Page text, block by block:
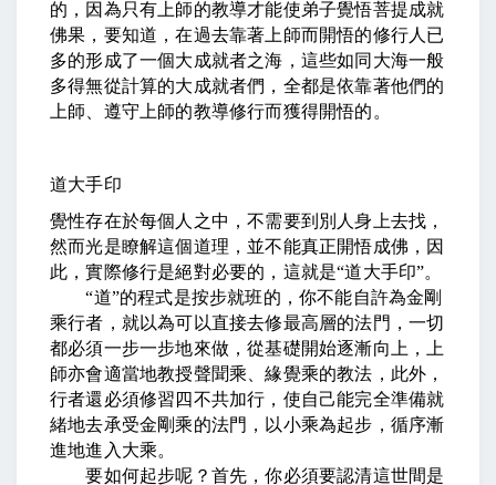
的，因為只有上師的教導才能使弟子覺悟菩提成就
佛果，要知道，在過去靠著上師而開悟的修行人已
多的形成了一個大成就者之海，這些如同大海一般
多得無從計算的大成就者們，全都是依靠著他們的
上師、遵守上師的教導修行而獲得開悟的。
道大手印
覺性存在於每個人之中，不需要到別人身上去找，
然而光是瞭解這個道理，並不能真正開悟成佛，因
此，實際修行是絕對必要的，這就是“道大手印”。
“道”的程式是按步就班的，你不能自許為金剛
乘行者，就以為可以直接去修最高層的法門，一切
都必須一步一步地來做，從基礎開始逐漸向上，上
師亦會適當地教授聲聞乘、緣覺乘的教法，此外，
行者還必須修習四不共加行，使自己能完全準備就
緒地去承受金剛乘的法門，以小乘為起步，循序漸
進地進入大乘。
要如何起步呢？首先，你必須要認清這世間是